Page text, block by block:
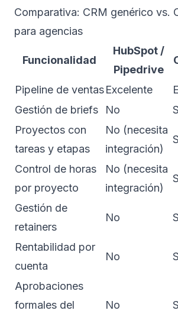
Comparativa: CRM genérico vs.
para agencias
Funcionalidad
HubSpot /
Pipedrive
Pipeline de ventasExcelente
Gestión de briefs
No
Proyectos con
tareas y etapas
No (necesita
integración)
Control de horas
por proyecto
No (necesita
integración)
Gestión de
retainers
No
Rentabilidad por
cuenta
No
Aprobaciones
formales del
No